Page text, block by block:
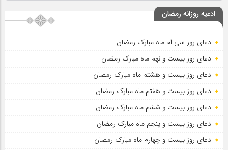
ادعیه روزانه رمضان
دعای روز سی ام ماه مبارک رمضان
دعای روز بیست و نهم ماه مبارک رمضان
دعای روز بیست و هشتم ماه مبارک رمضان
دعای روز بیست و هفتم ماه مبارک رمضان
دعای روز بیست و ششم ماه مبارک رمضان
دعای روز بیست و پنجم ماه مبارک رمضان
دعای روز بیست و چهارم ماه مبارک رمضان